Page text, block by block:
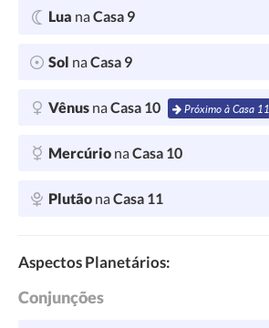
Lua naCasa 9
Sol naCasa 9
Vênus naCasa 10 Próximo à Casa 11
Mercúrio naCasa 10
Plutão naCasa 11
Aspectos Planetários:
Conjunções